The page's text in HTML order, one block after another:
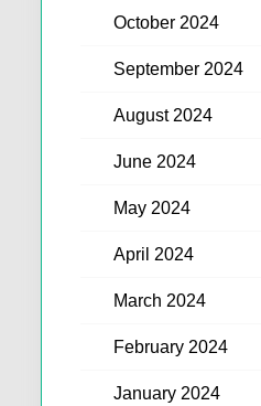
October 2024
September 2024
August 2024
June 2024
May 2024
April 2024
March 2024
February 2024
January 2024